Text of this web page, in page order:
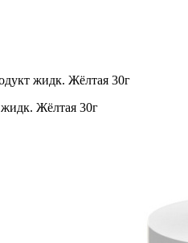
жидк. Жёлтая 30г
Жёлтая 30г